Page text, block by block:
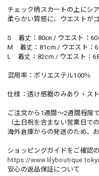
チェック柄スカートの上にシ
柔らかい質感に、ウエストが
S 着丈：80㎝ / ウエスト：
M 着丈：81cm / ウエスト：
L 着丈：82cm / ウエスト：
混用率：ポリエステル100％
仕様：透け感裾のみあり・ス
ご注文から1週間～2週間程度
（土日祝を含まない営業日で
海外倉庫からの発送のため、
ショッピングガイドをご確認
https://
安心の返品保証について